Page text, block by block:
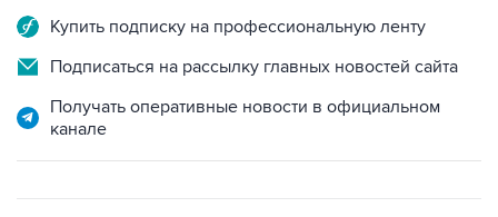
Купить подписку на профессиональную ленту
Подписаться на рассылку главных новостей сайта
Получать оперативные новости в официальном
канале